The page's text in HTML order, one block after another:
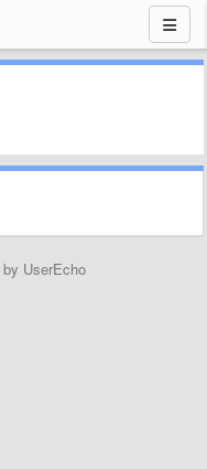
by UserEcho